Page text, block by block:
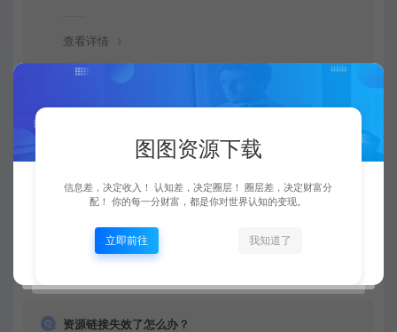
查看详情
不接受退款申请。望周知。
查看详情
资源链接失效了怎么办？
图图资源下载
信息差，决定收入！ 认知差，决定圈层！ 圈层差，决定财富分
配！ 你的每一分财富，都是你对世界认知的变现。
立即前往 我知道了